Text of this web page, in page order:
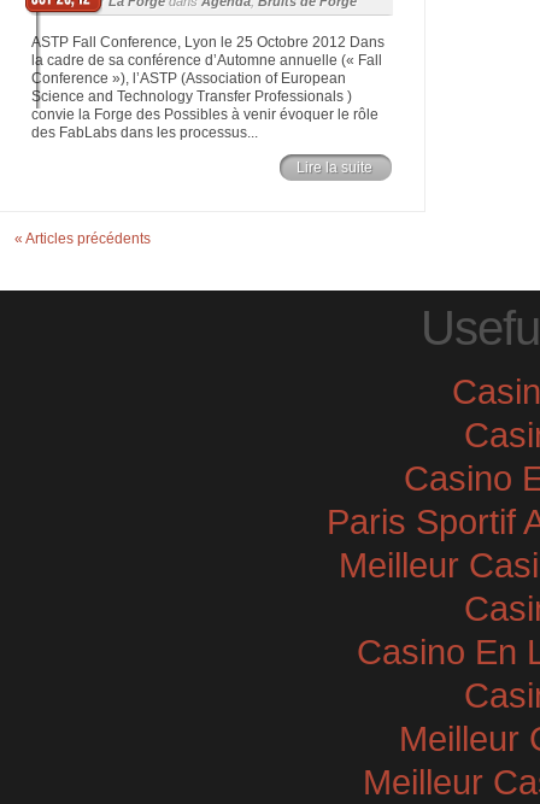
ASTP Fall Conference, Lyon le 25 Octobre 2012 Dans
la cadre de sa conférence d’Automne annuelle (« Fall
Conference »), l’ASTP (Association of European
Science and Technology Transfer Professionals )
convie la Forge des Possibles à venir évoquer le rôle
des FabLabs dans les processus...
Lire la suite
« Articles précédents
Casino
Paris Sportif
Meilleur
Casino En
Meilleur
Meilleur